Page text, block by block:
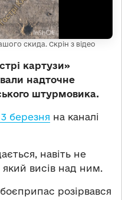
скида. Скрін з відео
картузи»
надточне
штурмовика.
березня на каналі
навіть не
висів над ним.
розірвався